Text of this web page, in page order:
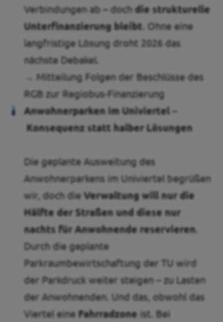
Verbindungen ab – doch die strukturelle
Unterfinanzierung bleibt. Ohne eine
langfristige Lösung droht 2026 das
nächste Debakel.
→ Mitteilung Folgen der Beschlüsse des
RGB zur Regiobus-Finanzierung
Anwohnerparken im Univiertel –
Konsequenz statt halber Lösungen
Die geplante Ausweitung des
Anwohnerparkens im Univiertel begrüßen
wir, doch die Verwaltung will nur die
Hälfte der Straßen und diese nur
nachts für Anwohnende reservieren.
Durch die geplante
Parkraumbewirtschaftung der TU wird
der Parkdruck weiter steigen – zu Lasten
der Anwohnenden. Und das, obwohl das
Viertel eine Fahrradzone ist. Bei